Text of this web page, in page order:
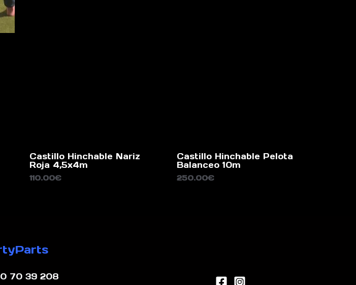
Castillo Hinchable Nariz
Roja 4,5x4m
110.00€
Castillo Hinchable Pelota
Balanceo 10m
250.00€
70 39 208